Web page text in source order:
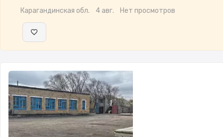
Карагандинская обл. 4 авг. Нет просмотров